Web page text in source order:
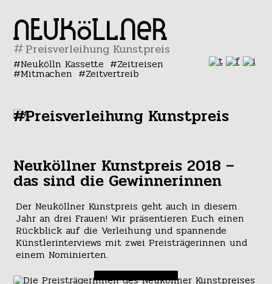
#
Neukölln Kassette Zeitreisen
Mitmachen Zeitvertreib
#Preisverleihung Kunstpreis
Neuköllner Kunstpreis 2018 –
das sind die Gewinnerinnen
Der Neuköllner Kunstpreis geht auch in diesem
Jahr an drei Frauen! Wir präsentieren Euch einen
Rückblick auf die Verleihung und spannende
Künstlerinterviews mit zwei Preisträgerinnen und
einem Nominierten.